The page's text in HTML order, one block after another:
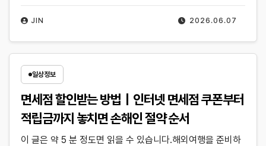
2026.06.07
JIN
일상정보
면세점 할인받는 방법｜인터넷 면세점 쿠폰부터
적립금까지 놓치면 손해인 절약 순서
이 글은 약 5 분 정도면 읽을 수 있습니다.해외여행을 준비하